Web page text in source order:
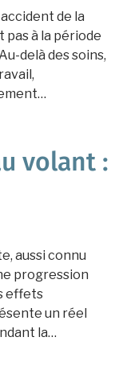
de la
pas à la période
delà des soins,
volant :
aussi connu
progression
effets
un réel
la…